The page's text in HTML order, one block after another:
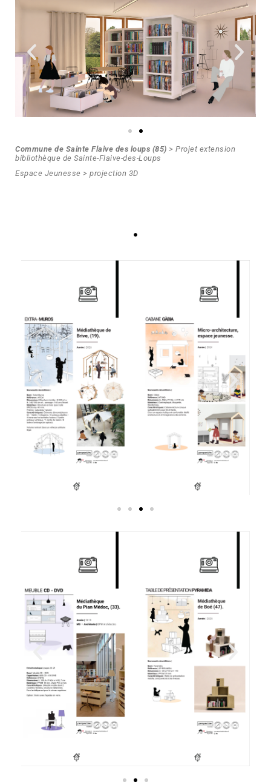
Commune de Sainte Flaive des loups (85) > Projet extension
bibliothèque de Sainte-Flaive-des-Loups
Espace Jeunesse > projection 3D